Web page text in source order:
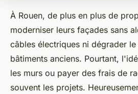
À Rouen, de plus en plus de
moderniser leurs façades sans
câbles électriques ni dégrader
bâtiments anciens. Pourtant,
les murs ou payer des frais de
souvent les projets.